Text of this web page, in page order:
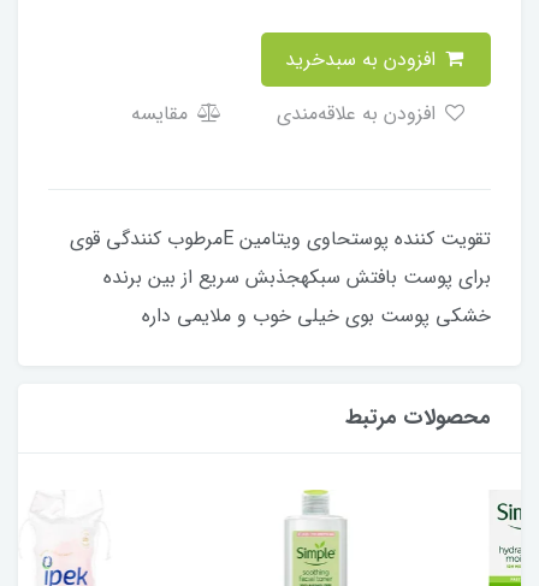
مقایسه
تقویت کننده پوستحاوی ویتامین Eمرطوب کنندگی قوی
برای پوست بافتش سبکهجذبش سریع از بین برنده
خشکی پوست بوی خیلی خوب و ملایمی داره
محصولات مرتبط